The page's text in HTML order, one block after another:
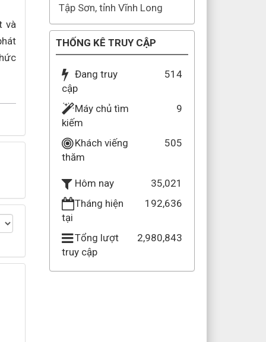
và
Tập Sơn, tỉnh Vĩnh Long
THỐNG KÊ TRUY CẬP
Đang truy
cập
514
Máy chủ tìm
kiếm
9
Khách viếng
thăm
505
Hôm nay
35,021
Tháng hiện
tại
192,636
Tổng lượt
truy cập
2,980,843